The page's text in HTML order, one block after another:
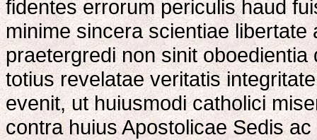
fidentes errorum periculis haud
minime sincera scientiae
praetergredi non sinit
totius revelatae veritatis
evenit, ut huiusmodi catholici
contra huius Apostolicae Sedis